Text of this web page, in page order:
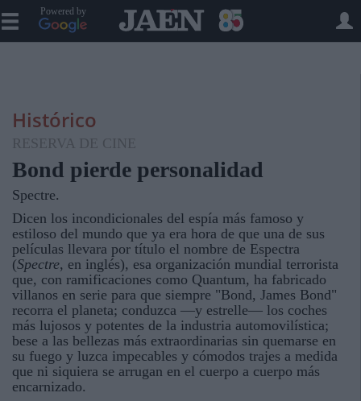
Powered by
Histórico
RESERVA DE CINE
Bond pierde personalidad
Spectre.
Dicen los incondicionales del espía más famoso y
estiloso del mundo que ya era hora de que una de sus
películas llevara por título el nombre de Espectra
(Spectre, en inglés), esa organización mundial terrorista
que, con ramificaciones como Quantum, ha fabricado
villanos en serie para que siempre "Bond, James Bond"
recorra el planeta; conduzca —y estrelle— los coches
más lujosos y potentes de la industria automovilística;
bese a las bellezas más extraordinarias sin quemarse en
su fuego y luzca impecables y cómodos trajes a medida
que ni siquiera se arrugan en el cuerpo a cuerpo más
encarnizado.